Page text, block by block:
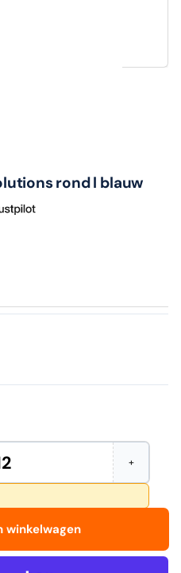
rond l blauw
+Verhoog
het
voor
2000
winkelwagen